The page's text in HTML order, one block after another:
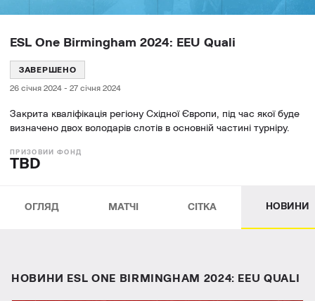
ESL One Birmingham 2024: EEU Quali
ЗАВЕРШЕНО
26 січня 2024 - 27 січня 2024
Закрита кваліфікація регіону Східної Європи, під час якої буде
визначено двох володарів слотів в основній частині турніру.
TBD
ОГЛЯД МАТЧІ СІТКА НОВИНИ
НОВИНИ ESL ONE BIRMINGHAM 2024: EEU QUALI